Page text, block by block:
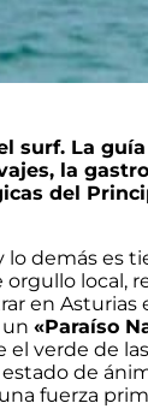
surf. La
la
del
lo demás es
orgullo local,
en Asturias
«Paraíso
el verde de
de
fuerza